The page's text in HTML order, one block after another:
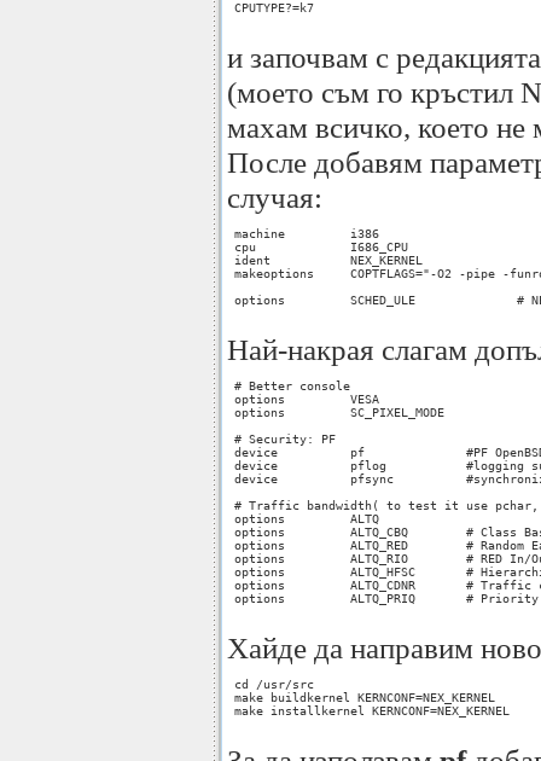
CPUTYPE?=k7
и започвам с
(моето съм го кръстил
махам всичко, което
После добавям
случая:
machine         i386
cpu             I686_CPU
ident           NEX_KERNEL
makeoptions     COPTFLAGS="-O2 -pipe -
options         SCHED_ULE              # NEW
Най-накрая слагам
# Better console
options         VESA
options         SC_PIXEL_MODE
# Security: PF
device          pf              #PF
device          pflog           #logging
device          pfsync
# Traffic bandwidth( to test it use
options         ALTQ
options         ALTQ_CBQ        # Class
options         ALTQ_RED        # Random
options         ALTQ_RIO        # RED In/
options         ALTQ_HFSC       #
options         ALTQ_CDNR       # Traffic
options         ALTQ_PRIQ       # Priority
Хайде да направим
cd /usr/src
make buildkernel KERNCONF=NEX_KERNEL
make installkernel KERNCONF=NEX_KERNEL